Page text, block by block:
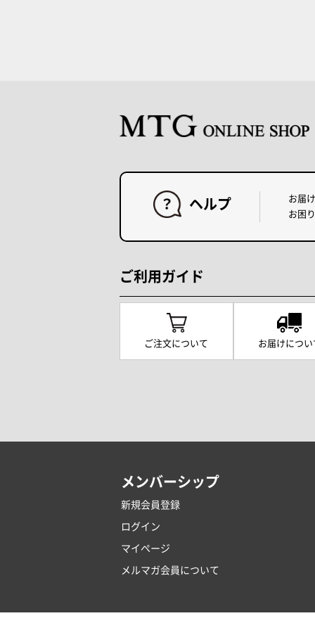
ヘルプ
お届
お困
ご利用ガイド
ご注文について お届けについ
メンバーシップ
新規会員登録
ログイン
マイページ
メルマガ会員について